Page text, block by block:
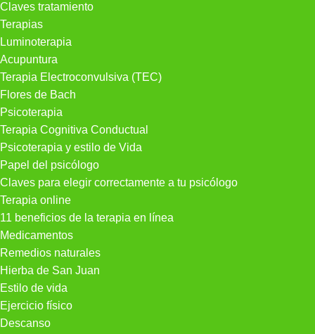
Claves tratamiento
Terapias
Luminoterapia
Acupuntura
Terapia Electroconvulsiva (TEC)
Flores de Bach
Psicoterapia
Terapia Cognitiva Conductual
Psicoterapia y estilo de Vida
Papel del psicólogo
Claves para elegir correctamente a tu psicólogo
Terapia online
11 beneficios de la terapia en línea
Medicamentos
Remedios naturales
Hierba de San Juan
Estilo de vida
Ejercicio físico
Descanso